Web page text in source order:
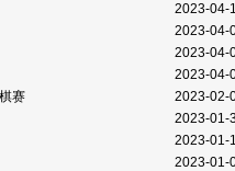
2023-04-
2023-04-
2023-04-
2023-04-
赛
2023-02-
2023-01-
2023-01-
2023-01-